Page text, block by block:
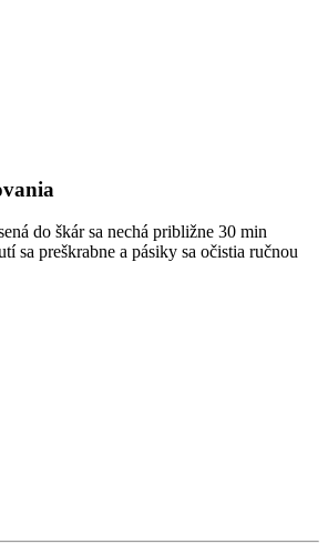
do škár sa nechá približne 30 min
sa preškrabne a pásiky sa očistia ručnou